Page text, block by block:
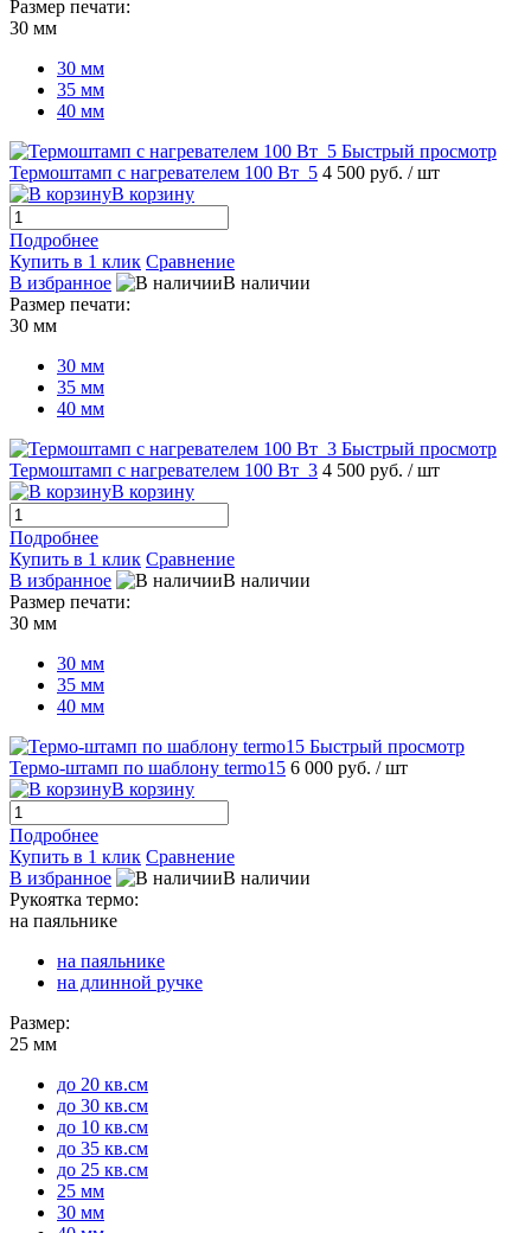
Размер печати:
30 мм
30 мм
35 мм
40 мм
Быстрый просмотр
Термоштамп с нагревателем 100 Вт_5 4 500 руб. / шт
В корзину
Подробнее
Купить в 1 клик Сравнение
В избранное
В наличии
Размер печати:
30 мм
30 мм
35 мм
40 мм
Быстрый просмотр
Термоштамп с нагревателем 100 Вт_3 4 500 руб. / шт
В корзину
Подробнее
Купить в 1 клик Сравнение
В избранное
В наличии
Размер печати:
30 мм
30 мм
35 мм
40 мм
Быстрый просмотр
Термо-штамп по шаблону termo15 6 000 руб. / шт
В корзину
Подробнее
Купить в 1 клик Сравнение
В избранное
В наличии
Рукоятка термо:
на паяльнике
на паяльнике
на длинной ручке
Размер:
25 мм
до 20 кв.см
до 30 кв.см
до 10 кв.см
до 35 кв.см
до 25 кв.см
25 мм
30 мм